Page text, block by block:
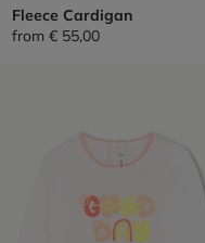
Fleece Cardigan
from € 55,00